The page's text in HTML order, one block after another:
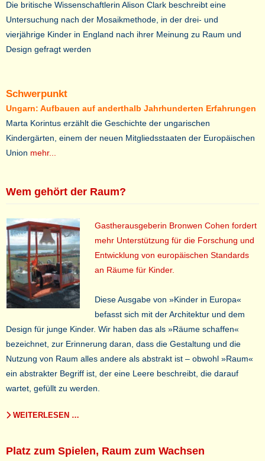
Die britische Wissenschaftlerin Alison Clark beschreibt eine
Untersuchung nach der Mosaikmethode, in der drei- und
vierjährige Kinder in England nach ihrer Meinung zu Raum und
Design gefragt werden
Schwerpunkt
Ungarn: Aufbauen auf anderthalb Jahrhunderten Erfahrungen
Marta Korintus erzählt die Geschichte der ungarischen
Kindergärten, einem der neuen Mitgliedsstaaten der Europäischen
Union mehr...
Wem gehört der Raum?
Gastherausgeberin Bronwen Cohen fordert
mehr Unterstützung für die Forschung und
Entwicklung von europäischen Standards
an Räume für Kinder.
Diese Ausgabe von »Kinder in Europa«
befasst sich mit der Architektur und dem
Design für junge Kinder. Wir haben das als »Räume schaffen«
bezeichnet, zur Erinnerung daran, dass die Gestaltung und die
Nutzung von Raum alles andere als abstrakt ist – obwohl »Raum«
ein abstrakter Begriff ist, der eine Leere beschreibt, die darauf
wartet, gefüllt zu werden.
WEITERLESEN …
Platz zum Spielen, Raum zum Wachsen